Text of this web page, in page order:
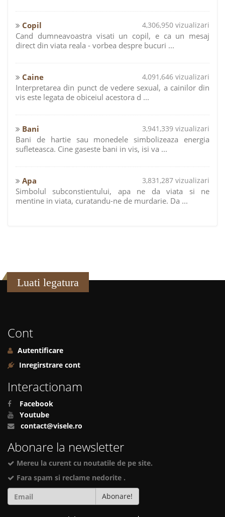
Copil 4,306,950 vizualizari
Cand dumneavoastra visati un copil, e ca un mesaj
direct din viata reala - vorbea despre bucuri ...
Caine 4,091,646 vizualizari
Interpretarea din punct de vedere sexual, a cainilor din
vis este legata de obiceiul acestora d ...
Bani 3,941,339 vizualizari
Bani de hartie sau monedele simbolizeaza energia
sufleteasca. Cine gaseste bani in vis, isi va ...
Apa 3,831,287 vizualizari
Simbolul subconstientului, apa ne da viata si ne
mentine in viata, curatandu-ne de murdarie. Da ...
Luati legatura
Cont
Autentificare
Inregirstrare cont
Interactionam
Facebook
Youtube
contact@visele.ro
Abonare la newsletter
Mereu la curent cu noutatile de pe site.
Fara spam si reclame nedorite .
Abonare!